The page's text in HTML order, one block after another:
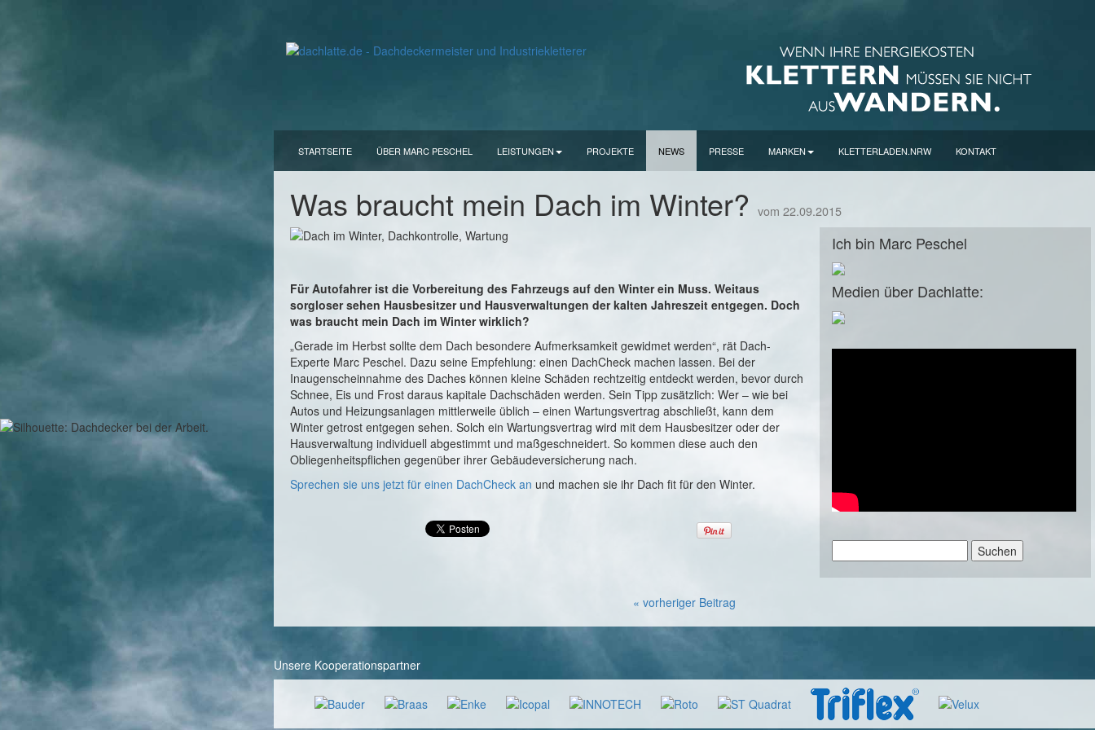
STARTSEITE ÜBER MARC PESCHEL LEISTUNGEN PROJEKTE NEWS PRESSE MARKEN KLETTERLADEN.NRW KONTAKT
Was braucht mein Dach im Winter? vom 22.09.2015
Für Autofahrer ist die Vorbereitung des Fahrzeugs auf den Winter ein Muss. Weitaus
sorgloser sehen Hausbesitzer und Hausverwaltungen der kalten Jahreszeit entgegen. Doch
was braucht mein Dach im Winter wirklich?
„Gerade im Herbst sollte dem Dach besondere Aufmerksamkeit gewidmet werden“, rät Dach-
Experte Marc Peschel. Dazu seine Empfehlung: einen DachCheck machen lassen. Bei der
Inaugenscheinnahme des Daches können kleine Schäden rechtzeitig entdeckt werden, bevor durch
Schnee, Eis und Frost daraus kapitale Dachschäden werden. Sein Tipp zusätzlich: Wer – wie bei
Autos und Heizungsanlagen mittlerweile üblich – einen Wartungsvertrag abschließt, kann dem
Winter getrost entgegen sehen. Solch ein Wartungsvertrag wird mit dem Hausbesitzer oder der
Hausverwaltung individuell abgestimmt und maßgeschneidert. So kommen diese auch den
Obliegenheitspflichen gegenüber ihrer Gebäudeversicherung nach.
Sprechen sie uns jetzt für einen DachCheck an und machen sie ihr Dach fit für den Winter.
Ich bin Marc Peschel
Medien über Dachlatte:
nach:
« vorheriger Beitrag
Unsere Kooperationspartner